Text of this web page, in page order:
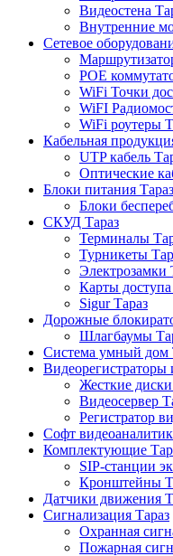
Видеостена
Внутренние
Сетевое
POE
WiFi Точки
WiFI
WiFi роутеры
Кабельная
UTP кабель
Оптические
Блоки питания Тараз
Блоки
СКУД Тараз
Терминалы
Турникеты
Электрозамки
Карты доступа
Sigur Тараз
Дорожные
Шлагбаумы
Система умный дом
Видеорегистраторы
Жесткие
Видеосервер
Регистратор
Софт
Комплектующие
SIP-станции
Кронштейны
Датчики движения
Сигнализация Тараз
Охранная
Пожарная